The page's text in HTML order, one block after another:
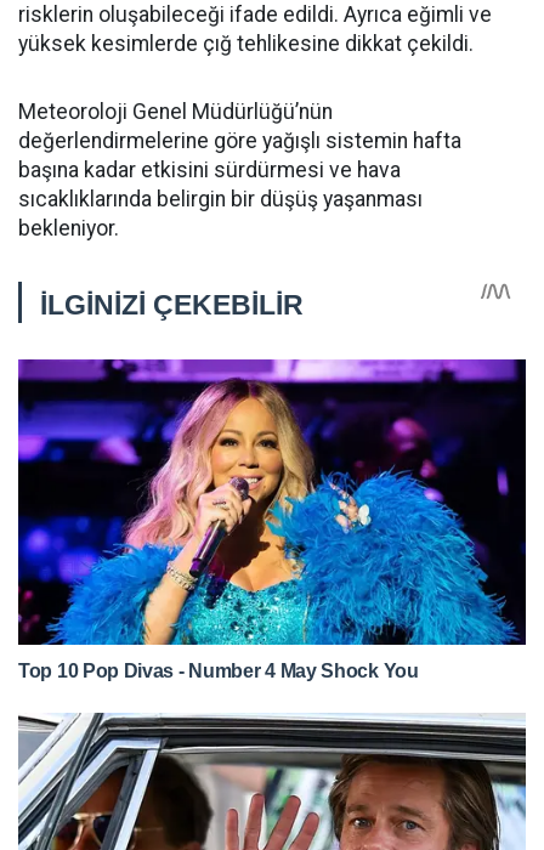
risklerin oluşabileceği ifade edildi. Ayrıca eğimli ve
yüksek kesimlerde çığ tehlikesine dikkat çekildi.
Meteoroloji Genel Müdürlüğü’nün
değerlendirmelerine göre yağışlı sistemin hafta
başına kadar etkisini sürdürmesi ve hava
sıcaklıklarında belirgin bir düşüş yaşanması
bekleniyor.